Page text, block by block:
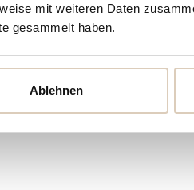
mit weiteren Daten
gesammelt haben.
Ablehnen